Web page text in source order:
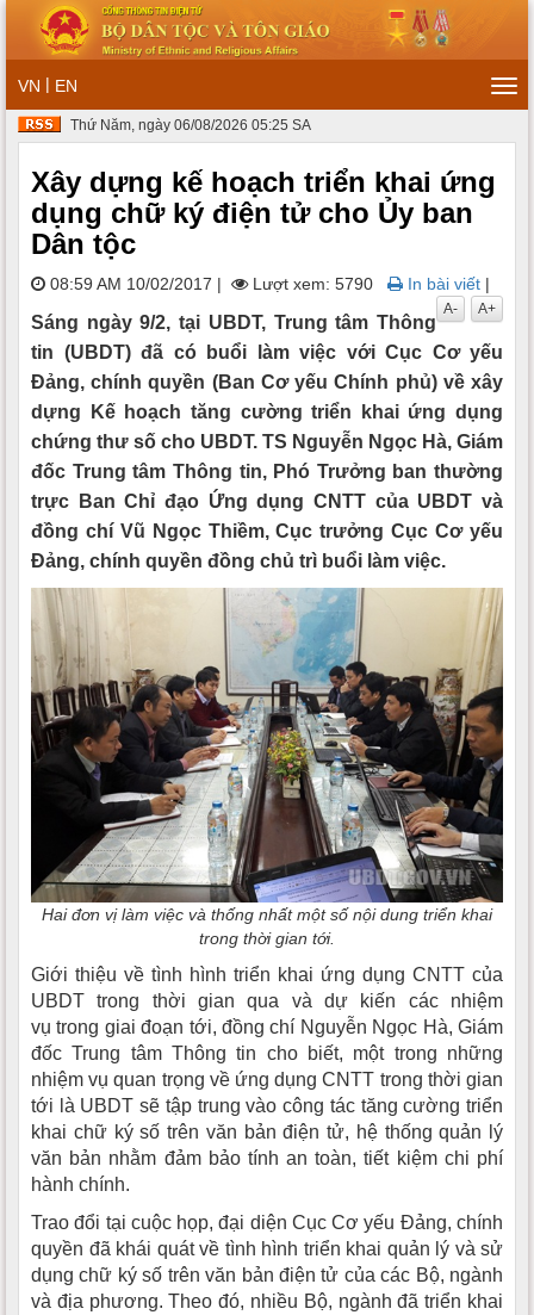
VN | EN
Thứ Năm, ngày 06/08/2026 05:25 SA
Xây dựng kế hoạch triển khai ứng
dụng chữ ký điện tử cho Ủy ban
Dân tộc
08:59 AM 10/02/2017 | Lượt xem: 5790 In bài viết |
A+
A-
Sáng ngày 9/2, tại UBDT, Trung tâm Thông
tin (UBDT) đã có buổi làm việc với Cục Cơ yếu
Đảng, chính quyền (Ban Cơ yếu Chính phủ) về xây
dựng Kế hoạch tăng cường triển khai ứng dụng
chứng thư số cho UBDT. TS Nguyễn Ngọc Hà, Giám
đốc Trung tâm Thông tin, Phó Trưởng ban thường
trực Ban Chỉ đạo Ứng dụng CNTT của UBDT và
đồng chí Vũ Ngọc Thiềm, Cục trưởng Cục Cơ yếu
Đảng, chính quyền đồng chủ trì buổi làm việc.
Hai đơn vị làm việc và thống nhất một số nội dung triển khai
trong thời gian tới.
Giới thiệu về tình hình triển khai ứng dụng CNTT của
UBDT trong thời gian qua và dự kiến các nhiệm
vụ trong giai đoạn tới, đồng chí Nguyễn Ngọc Hà, Giám
đốc Trung tâm Thông tin cho biết, một trong những
nhiệm vụ quan trọng về ứng dụng CNTT trong thời gian
tới là UBDT sẽ tập trung vào công tác tăng cường triển
khai chữ ký số trên văn bản điện tử, hệ thống quản lý
văn bản nhằm đảm bảo tính an toàn, tiết kiệm chi phí
hành chính.
Trao đổi tại cuộc họp, đại diện Cục Cơ yếu Đảng, chính
quyền đã khái quát về tình hình triển khai quản lý và sử
dụng chữ ký số trên văn bản điện tử của các Bộ, ngành
và địa phương. Theo đó, nhiều Bộ, ngành đã triển khai